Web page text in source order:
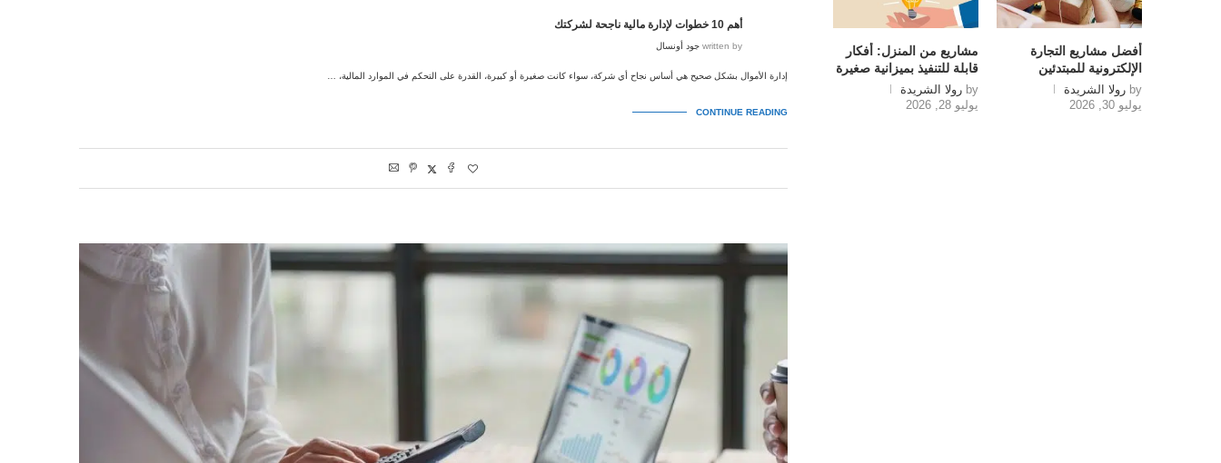
أهم 10 خطوات لإدارة مالية ناجحة لشركتك
written by جود أونسال
إدارة الأموال بشكل صحيح هي أساس نجاح أي شركة، سواء كانت صغيرة أو كبيرة، القدرة على التحكم في الموارد المالية، …
CONTINUE READING
أفضل مشاريع التجارة
الإلكترونية للمبتدئين
by رولا الشريدة
يوليو 30, 2026
مشاريع من المنزل: أفكار
قابلة للتنفيذ بميزانية صغيرة
by رولا الشريدة
يوليو 28, 2026